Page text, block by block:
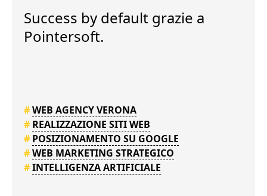
Success by default grazie a
Pointersoft.
#WEB AGENCY VERONA
# REALIZZAZIONE SITI WEB
# POSIZIONAMENTO SU GOOGLE
#WEB MARKETING STRATEGICO
#INTELLIGENZA ARTIFICIALE